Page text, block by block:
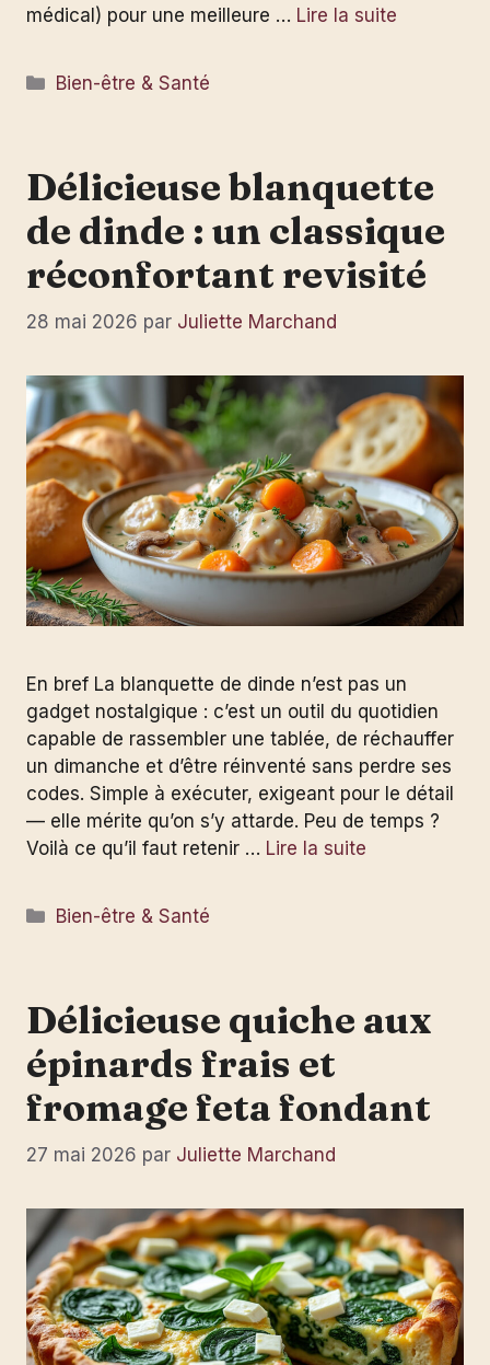
médical) pour une meilleure … Lire la suite
Catégories
Bien-être & Santé
Délicieuse blanquette
de dinde : un classique
réconfortant revisité
28 mai 2026 par Juliette Marchand
En bref La blanquette de dinde n’est pas un
gadget nostalgique : c’est un outil du quotidien
capable de rassembler une tablée, de réchauffer
un dimanche et d’être réinventé sans perdre ses
codes. Simple à exécuter, exigeant pour le détail
— elle mérite qu’on s’y attarde. Peu de temps ?
Voilà ce qu’il faut retenir … Lire la suite
Catégories
Bien-être & Santé
Délicieuse quiche aux
épinards frais et
fromage feta fondant
27 mai 2026 par Juliette Marchand